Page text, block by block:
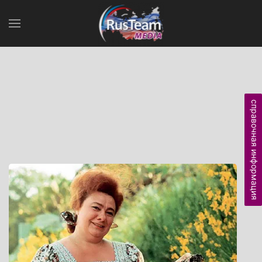
справочная информация